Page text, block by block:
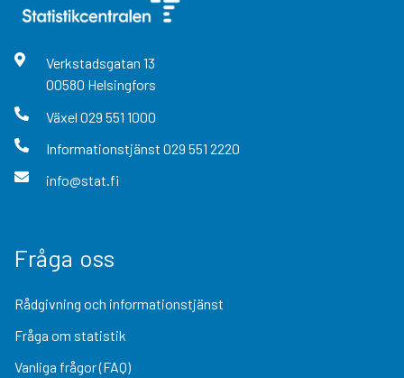
Verkstadsgatan 13
00580 Helsingfors
Växel 029 551 1000
Informationstjänst 029 551 2220
info@stat.fi
Fråga oss
Rådgivning och informationstjänst
Fråga om statistik
Vanliga frågor (FAQ)